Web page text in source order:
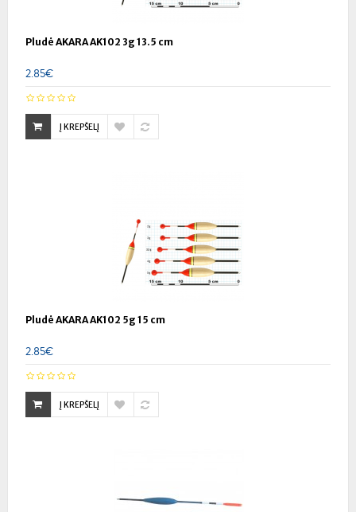
Pludė AKARA AK102 3g 13.5 cm
2.85€
Į KREPŠELĮ
Pludė AKARA AK102 5g 15 cm
2.85€
Į KREPŠELĮ